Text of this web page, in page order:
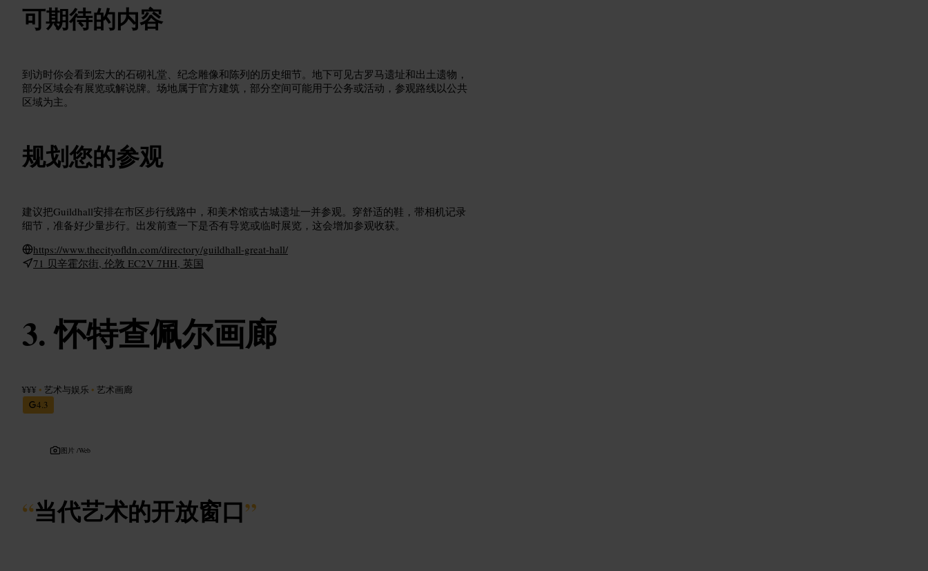
可期待的内容
到访时你会看到宏大的石砌礼堂、纪念雕像和陈列的历史细节。地下可见古罗马遗址和出土遗物，
部分区域会有展览或解说牌。场地属于官方建筑，部分空间可能用于公务或活动，参观路线以公共
区域为主。
规划您的参观
建议把Guildhall安排在市区步行线路中，和美术馆或古城遗址一并参观。穿舒适的鞋，带相机记录
细节，准备好少量步行。出发前查一下是否有导览或临时展览，这会增加参观收获。
https://www.thecityofldn.com/directory/guildhall-great-hall/
71 贝辛霍尔街, 伦敦 EC2V 7HH, 英国
怀特查佩尔画廊
¥¥¥ • 艺术与娱乐 • 艺术画廊
4.3
图片 /Web
“当代艺术的开放窗口”